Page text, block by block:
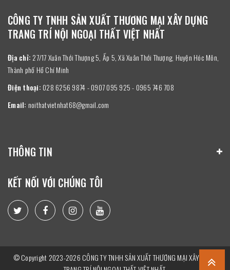
CÔNG TY TNHH SẢN XUẤT THƯƠNG MẠI XÂY DỰNG
TRANG TRÍ NỘI NGOẠI THẤT VIỆT NHẤT
Địa chỉ: 27/17 Xuân Thới Thượng 5, Ấp 5, Xã Xuân Thới Thượng, Huyện Hóc Môn,
Thành phố Hồ Chí Minh
Điện thoại: 028 6256 9874 - 0907 095 925 - 0965 746 708
Email: noithatvietnhat68@gmail.com
THÔNG TIN
KẾT NỐI VỚI CHÚNG TÔI
© Copyright 2023-2026 CÔNG TY TNHH SẢN XUẤT THƯƠNG MẠI XÂY DỰNG